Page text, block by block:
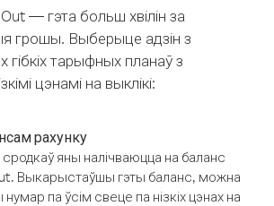
— гэта больш хвілін за
грошы. Выберыце адзін з
гібкіх тарыфных планаў з
цэнамі на выклікі:
рахунку
яны налічваюцца на баланс
Выкарыстаўшы гэты баланс, можна
па ўсім свеце па нізкіх цэнах на